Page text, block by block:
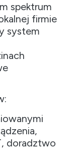
spektrum
firmie
system
doradztwo